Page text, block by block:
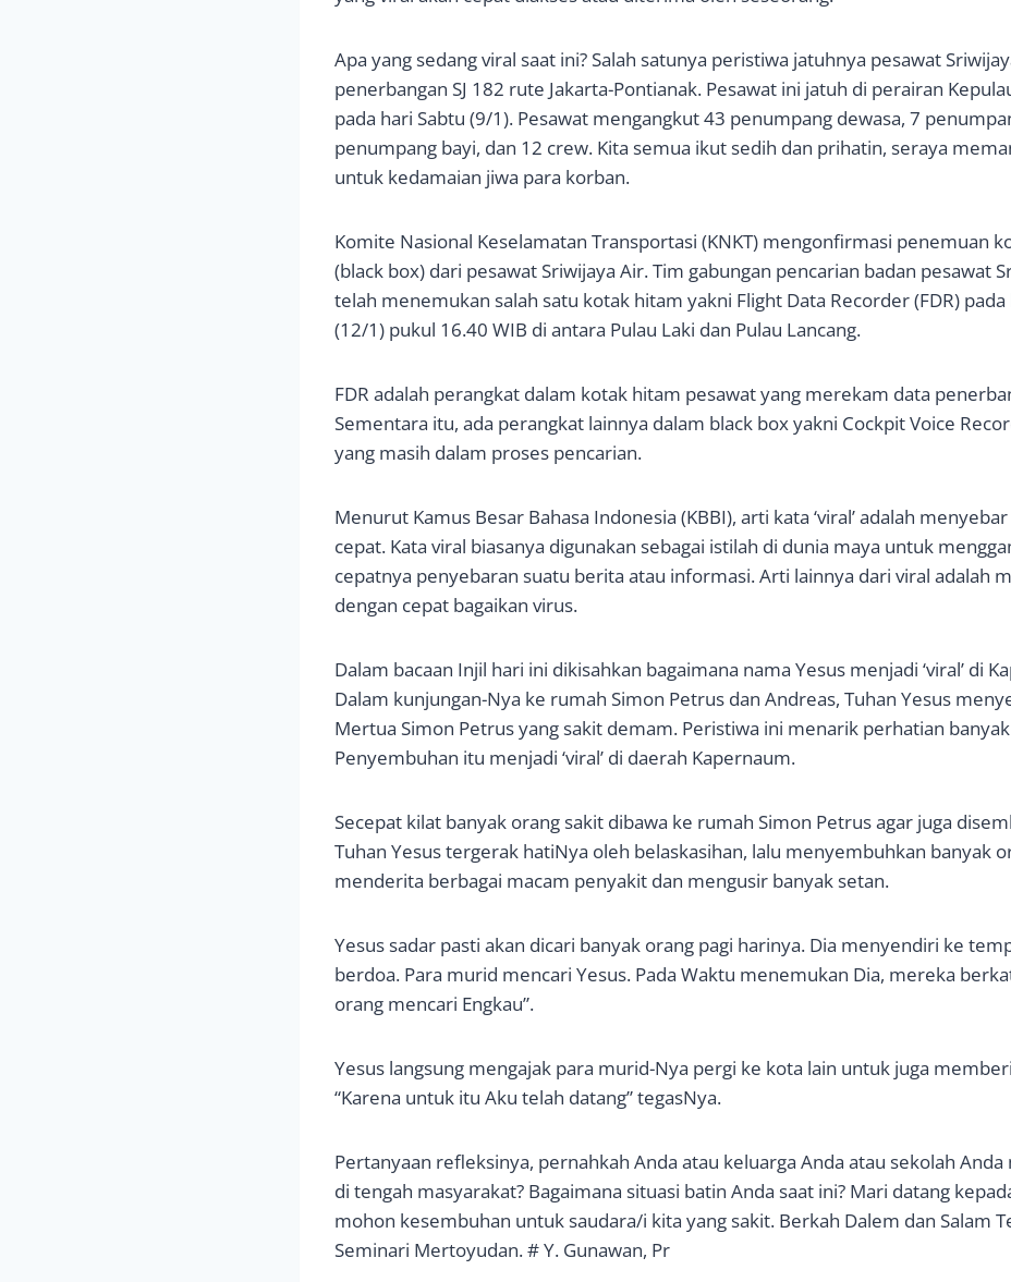
Apa yang sedang viral saat ini? Salah satunya peristiwa jatuhnya pesawat
penerbangan SJ 182 rute Jakarta-Pontianak. Pesawat ini jatuh di perairan
pada hari Sabtu (9/1). Pesawat mengangkut 43 penumpang dewasa, 7
penumpang bayi, dan 12 crew. Kita semua ikut sedih dan prihatin, seraya
untuk kedamaian jiwa para korban.
Komite Nasional Keselamatan Transportasi (KNKT) mengonfirmasi penemuan
(black box) dari pesawat Sriwijaya Air. Tim gabungan pencarian badan pesawat
telah menemukan salah satu kotak hitam yakni Flight Data Recorder (FDR) pada
(12/1) pukul 16.40 WIB di antara Pulau Laki dan Pulau Lancang.
FDR adalah perangkat dalam kotak hitam pesawat yang merekam data
Sementara itu, ada perangkat lainnya dalam black box yakni Cockpit Voice
yang masih dalam proses pencarian.
Menurut Kamus Besar Bahasa Indonesia (KBBI), arti kata ‘viral’ adalah
cepat. Kata viral biasanya digunakan sebagai istilah di dunia maya untuk
cepatnya penyebaran suatu berita atau informasi. Arti lainnya dari viral adalah
dengan cepat bagaikan virus.
Dalam bacaan Injil hari ini dikisahkan bagaimana nama Yesus menjadi ‘viral’ di
Dalam kunjungan-Nya ke rumah Simon Petrus dan Andreas, Tuhan Yesus
Mertua Simon Petrus yang sakit demam. Peristiwa ini menarik perhatian
Penyembuhan itu menjadi ‘viral’ di daerah Kapernaum.
Secepat kilat banyak orang sakit dibawa ke rumah Simon Petrus agar juga
Tuhan Yesus tergerak hatiNya oleh belaskasihan, lalu menyembuhkan banyak
menderita berbagai macam penyakit dan mengusir banyak setan.
Yesus sadar pasti akan dicari banyak orang pagi harinya. Dia menyendiri ke
berdoa. Para murid mencari Yesus. Pada Waktu menemukan Dia, mereka
orang mencari Engkau”.
Yesus langsung mengajak para murid-Nya pergi ke kota lain untuk juga
“Karena untuk itu Aku telah datang” tegasNya.
Pertanyaan refleksinya, pernahkah Anda atau keluarga Anda atau sekolah Anda
di tengah masyarakat? Bagaimana situasi batin Anda saat ini? Mari datang
mohon kesembuhan untuk saudara/i kita yang sakit. Berkah Dalem dan Salam
Seminari Mertoyudan. # Y. Gunawan, Pr